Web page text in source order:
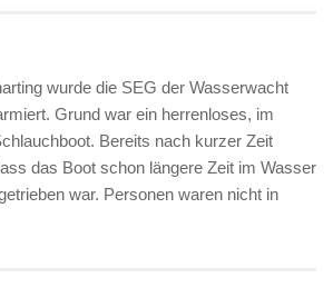
wurde die SEG der Wasserwacht
Grund war ein herrenloses, im
Bereits nach kurzer Zeit
das Boot schon längere Zeit im Wasser
war. Personen waren nicht in